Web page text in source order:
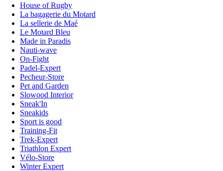
House of Rugby
La bagagerie du Motard
La sellerie de Maé
Le Motard Bleu
Made in Paradis
Nauti-wave
On-Fight
Padel-Expert
Pecheur-Store
Pet and Garden
Slowood Interior
Sneak'In
Sneakids
Sport is good
Training-Fit
Trek-Expert
Triathlon Expert
Vélo-Store
Winter Expert